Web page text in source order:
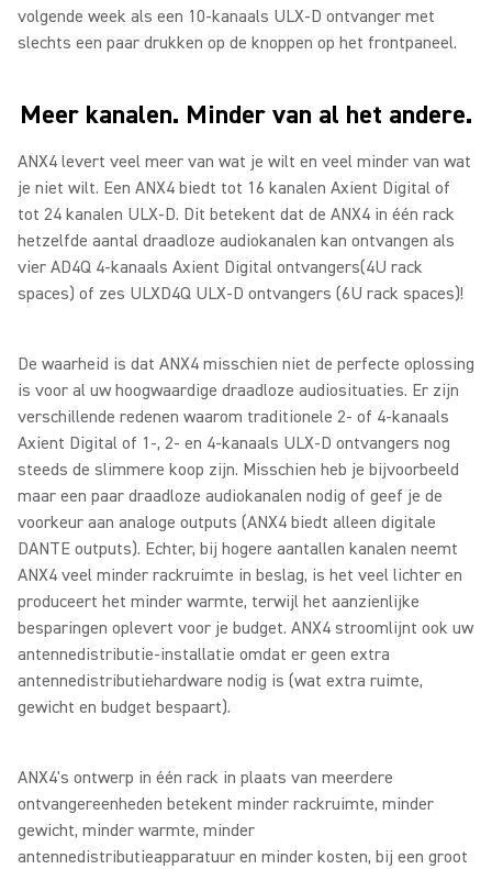
volgende week als een 10-kanaals ULX-D ontvanger met
slechts een paar drukken op de knoppen op het frontpaneel.
Meer kanalen. Minder van al het andere.
ANX4 levert veel meer van wat je wilt en veel minder van wat
je niet wilt. Een ANX4 biedt tot 16 kanalen Axient Digital of
tot 24 kanalen ULX-D. Dit betekent dat de ANX4 in één rack
hetzelfde aantal draadloze audiokanalen kan ontvangen als
vier AD4Q 4-kanaals Axient Digital ontvangers(4U rack
spaces) of zes ULXD4Q ULX-D ontvangers (6U rack spaces)!
De waarheid is dat ANX4 misschien niet de perfecte oplossing
is voor al uw hoogwaardige draadloze audiosituaties. Er zijn
verschillende redenen waarom traditionele 2- of 4-kanaals
Axient Digital of 1-, 2- en 4-kanaals ULX-D ontvangers nog
steeds de slimmere koop zijn. Misschien heb je bijvoorbeeld
maar een paar draadloze audiokanalen nodig of geef je de
voorkeur aan analoge outputs (ANX4 biedt alleen digitale
DANTE outputs). Echter, bij hogere aantallen kanalen neemt
ANX4 veel minder rackruimte in beslag, is het veel lichter en
produceert het minder warmte, terwijl het aanzienlijke
besparingen oplevert voor je budget. ANX4 stroomlijnt ook uw
antennedistributie-installatie omdat er geen extra
antennedistributiehardware nodig is (wat extra ruimte,
gewicht en budget bespaart).
ANX4's ontwerp in één rack in plaats van meerdere
ontvangereenheden betekent minder rackruimte, minder
gewicht, minder warmte, minder
antennedistributieapparatuur en minder kosten, bij een groot